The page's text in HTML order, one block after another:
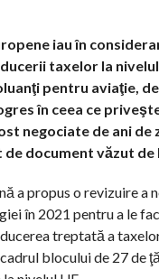
iau în
taxelor la
pentru aviaţie,
în ceea ce
negociate de ani de
document văzut de
a propus o revizuire a
în 2021 pentru a le
treptată a
blocului de 27 de